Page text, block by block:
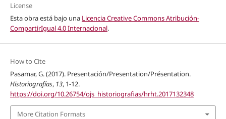
License
Esta obra está bajo una Licencia Creative Commons Atribución-
CompartirIgual 4.0 Internacional.
How to Cite
Pasamar, G. (2017). Presentación/Presentation/Présentation.
Historiografías, 13, 1-12.
https://doi.org/10.26754/ojs_historiografias/hrht.2017132348
More Citation Formats